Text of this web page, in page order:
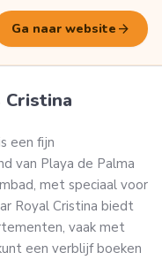
Ga naar website arrow_forward
Cristina
een fijn
van Playa de Palma
met speciaal voor
Royal Cristina biedt
vaak met
een verblijf boeken